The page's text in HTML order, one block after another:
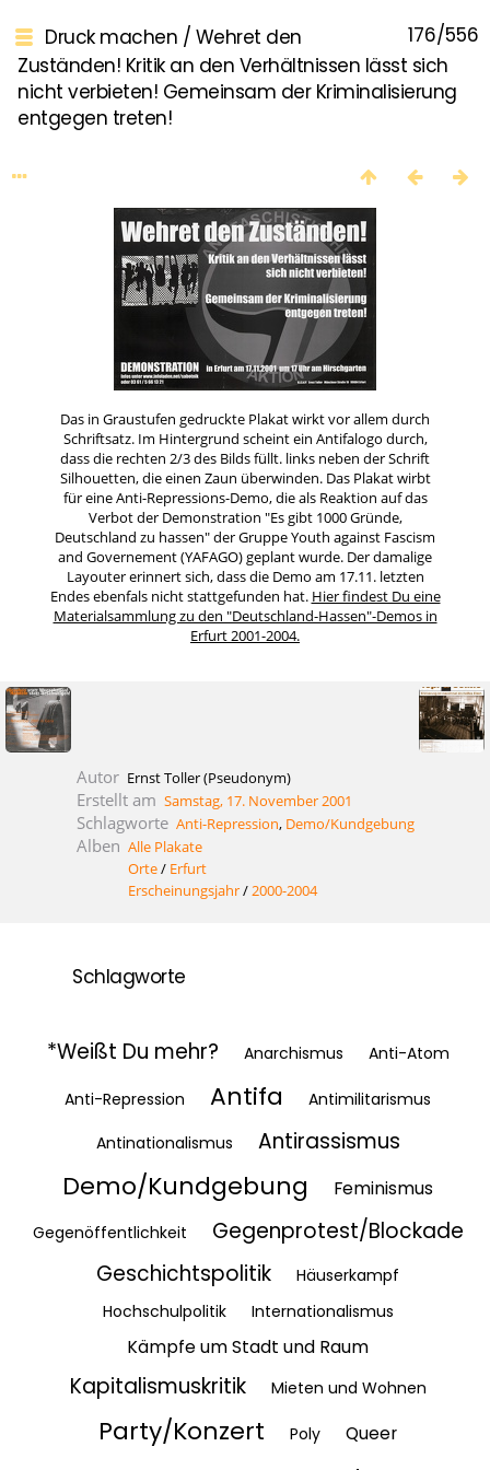
176/556
Druck machen / Wehret den
Zuständen! Kritik an den Verhältnissen lässt sich
nicht verbieten! Gemeinsam der Kriminalisierung
entgegen treten!
Das in Graustufen gedruckte Plakat wirkt vor allem durch
Schriftsatz. Im Hintergrund scheint ein Antifalogo durch,
dass die rechten 2/3 des Bilds füllt. links neben der Schrift
Silhouetten, die einen Zaun überwinden. Das Plakat wirbt
für eine Anti-Repressions-Demo, die als Reaktion auf das
Verbot der Demonstration "Es gibt 1000 Gründe,
Deutschland zu hassen" der Gruppe Youth against Fascism
and Governement (YAFAGO) geplant wurde. Der damalige
Layouter erinnert sich, dass die Demo am 17.11. letzten
Endes ebenfals nicht stattgefunden hat. Hier findest Du eine
Materialsammlung zu den "Deutschland-Hassen"-Demos in
Erfurt 2001-2004.
Autor Ernst Toller (Pseudonym)
Erstellt am Samstag, 17. November 2001
Schlagworte Anti-Repression, Demo/Kundgebung
Alben Alle Plakate
Orte/ Erfurt
Erscheinungsjahr/2000-2004
Schlagworte
*Weißt Du mehr? Anarchismus Anti-Atom
Anti-Repression Antifa
Antimilitarismus
Antinationalismus
Antirassismus
Demo/Kundgebung Feminismus
Gegenöffentlichkeit
Gegenprotest/Blockade
Geschichtspolitik
Häuserkampf
Hochschulpolitik
Internationalismus
Kämpfe um Stadt und Raum
Kapitalismuskritik Mieten und Wohnen
Party/Konzert Poly Queer